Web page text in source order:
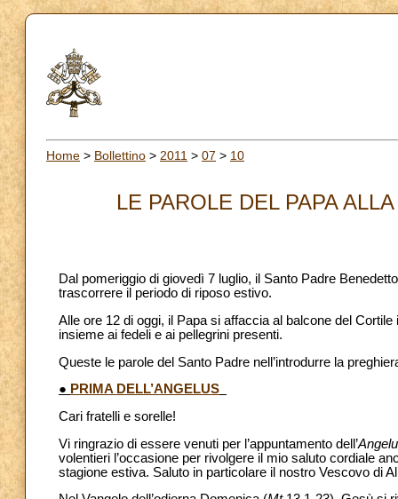
Home > Bollettino > 2011 > 07 > 10
LE PAROLE DEL PAPA
Dal pomeriggio di giovedì 7 luglio, il Santo Padre
trascorrere il periodo di riposo estivo.
Alle ore 12 di oggi, il Papa si affaccia al balcone del
insieme ai fedeli e ai pellegrini presenti.
Queste le parole del Santo Padre nell’introdurre la
● PRIMA DELL’ANGELUS
Cari fratelli e sorelle!
Vi ringrazio di essere venuti per l’appuntamento dell’
volentieri l’occasione per rivolgere il mio saluto cordiale
stagione estiva. Saluto in particolare il nostro Vescovo di